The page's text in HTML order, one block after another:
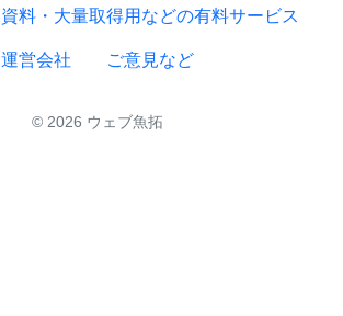
資料・大量取得用などの有料サービス
運営会社 ご意見など
© 2026 ウェブ魚拓